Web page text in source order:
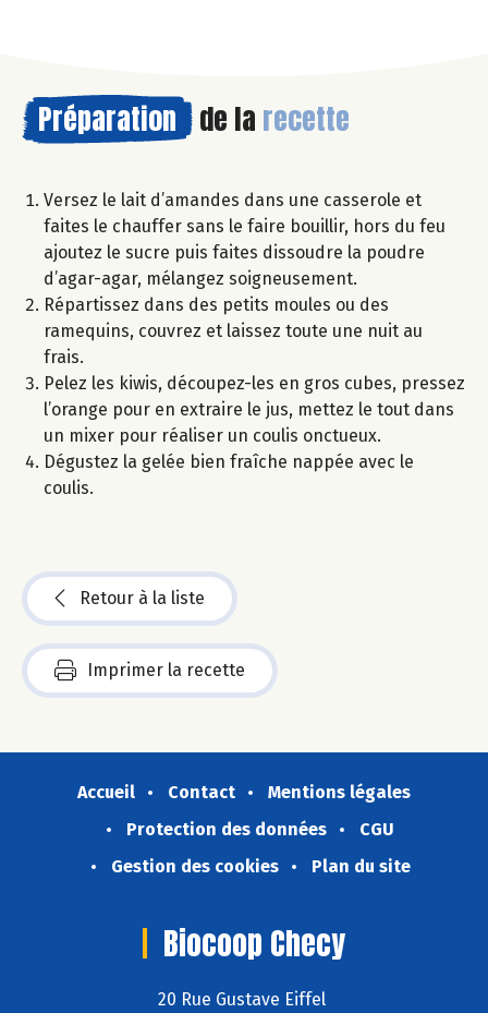
Préparation de la recette
Versez le lait d’amandes dans une casserole et
faites le chauffer sans le faire bouillir, hors du feu
ajoutez le sucre puis faites dissoudre la poudre
d’agar-agar, mélangez soigneusement.
Répartissez dans des petits moules ou des
ramequins, couvrez et laissez toute une nuit au
frais.
Pelez les kiwis, découpez-les en gros cubes, pressez
l’orange pour en extraire le jus, mettez le tout dans
un mixer pour réaliser un coulis onctueux.
Dégustez la gelée bien fraîche nappée avec le
coulis.
Retour à la liste
Imprimer la recette
Accueil Contact
Mentions légales
Protection des données
CGU
Gestion des cookies
Plan du site
Biocoop Checy
20 Rue Gustave Eiffel